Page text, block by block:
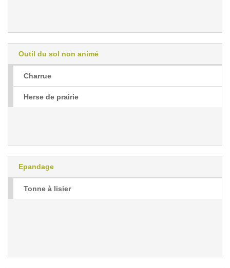
Outil du sol non animé
Charrue
Herse de prairie
Epandage
Tonne à lisier